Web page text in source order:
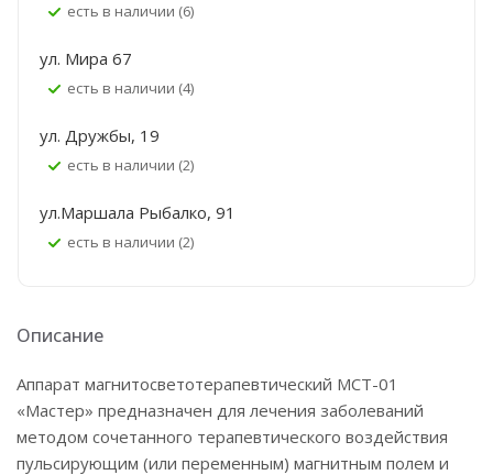
Есть в наличии (6)
ул. Мира 67
Есть в наличии (4)
ул. Дружбы, 19
Есть в наличии (2)
ул.Маршала Рыбалко, 91
Есть в наличии (2)
Описание
Аппарат магнитосветотерапевтический МСТ-01
«Мастер» предназначен для лечения заболеваний
методом сочетанного терапевтического воздействия
пульсирующим (или переменным) магнитным полем и